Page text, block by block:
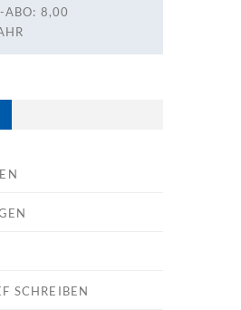
ABO: 8,00
SCHREIBEN